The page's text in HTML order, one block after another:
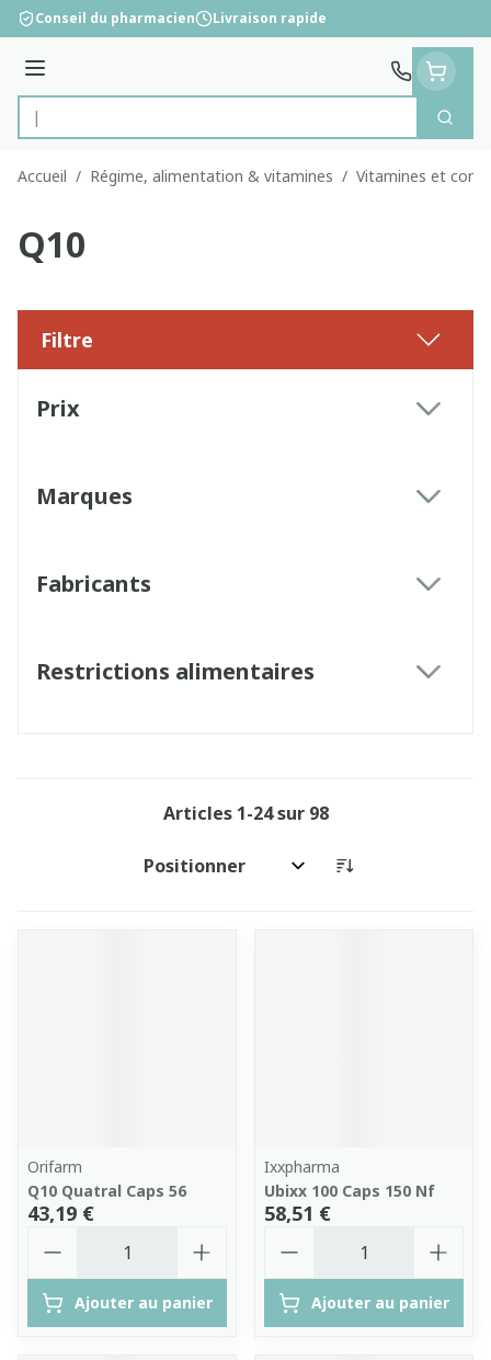
Aller au contenu
Conseil du pharmacien Livraison rapide
Menu
Rechercher
Accueil / Régime, alimentation & vitamines / Vitamines et
Q10
Filtre
Prix
Marques
Fabricants
Restrictions alimentaires
Articles 1-24sur 98
Trier par:
Orifarm
Q10 Quatral Caps 56
43,19 €
Ajouter au panier
Ixxpharma
Ubixx 100 Caps 150 Nf
58,51 €
Ajouter au panier